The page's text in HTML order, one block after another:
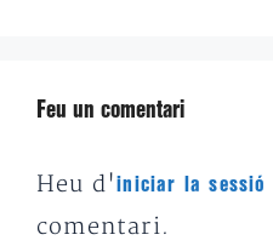
Feu un comentari
Heu d'iniciar la sessió
comentari.